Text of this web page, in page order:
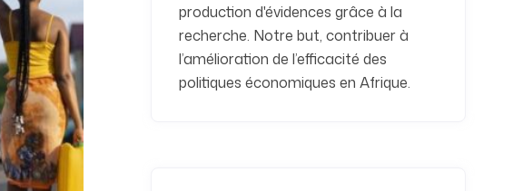
production d'évidences grâce à la
recherche. Notre but, contribuer à
l’amélioration de l’efficacité des
politiques économiques en Afrique.